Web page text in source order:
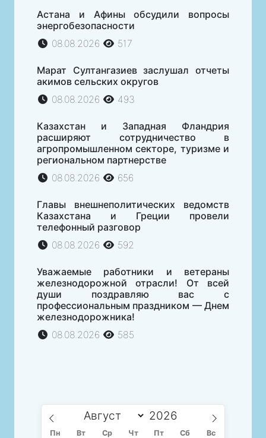
Астана и Афины обсудили вопросы
энергобезопасности
08.08.2026
517
Марат Султангазиев заслушал отчеты
акимов сельских округов
08.08.2026
493
Казахстан и Западная Фландрия
расширяют сотрудничество в
агропромышленном секторе, туризме и
региональном партнерстве
08.08.2026
656
Главы внешнеполитических ведомств
Казахстана и Греции провели
телефонный разговор
08.08.2026
592
Уважаемые работники и ветераны
железнодорожной отрасли! От всей
души поздравляю вас с
профессиональным праздником — Днем
железнодорожника!
08.08.2026
585
Пн Вт Ср Чт Пт Сб Вс